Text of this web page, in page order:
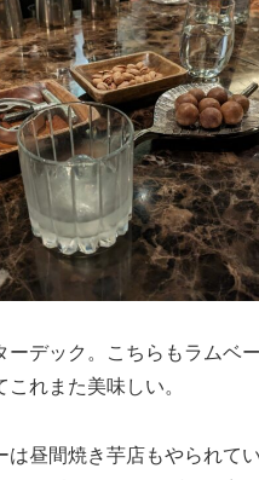
ーデック。こちらもラムベ
れまた美味しい。
は昼間焼き芋店もやられて